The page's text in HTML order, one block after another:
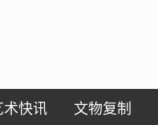
术快讯 文物复制